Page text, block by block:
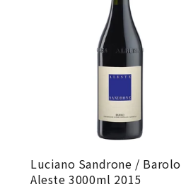
Luciano Sandrone / Barolo
Aleste 3000ml 2015